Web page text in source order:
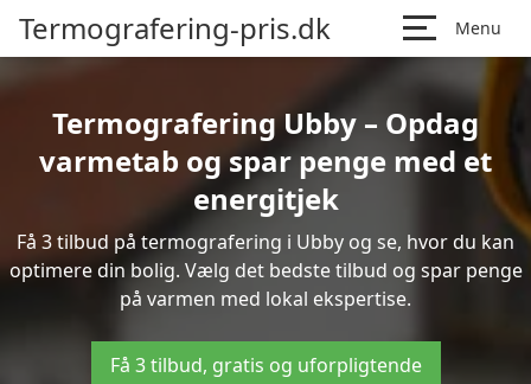
Termografering-pris.dk Menu
Termografering Ubby – Opdag
varmetab og spar penge med et
energitjek
Få 3 tilbud på termografering i Ubby og se, hvor du kan
optimere din bolig. Vælg det bedste tilbud og spar penge
på varmen med lokal ekspertise.
Få 3 tilbud, gratis og uforpligtende